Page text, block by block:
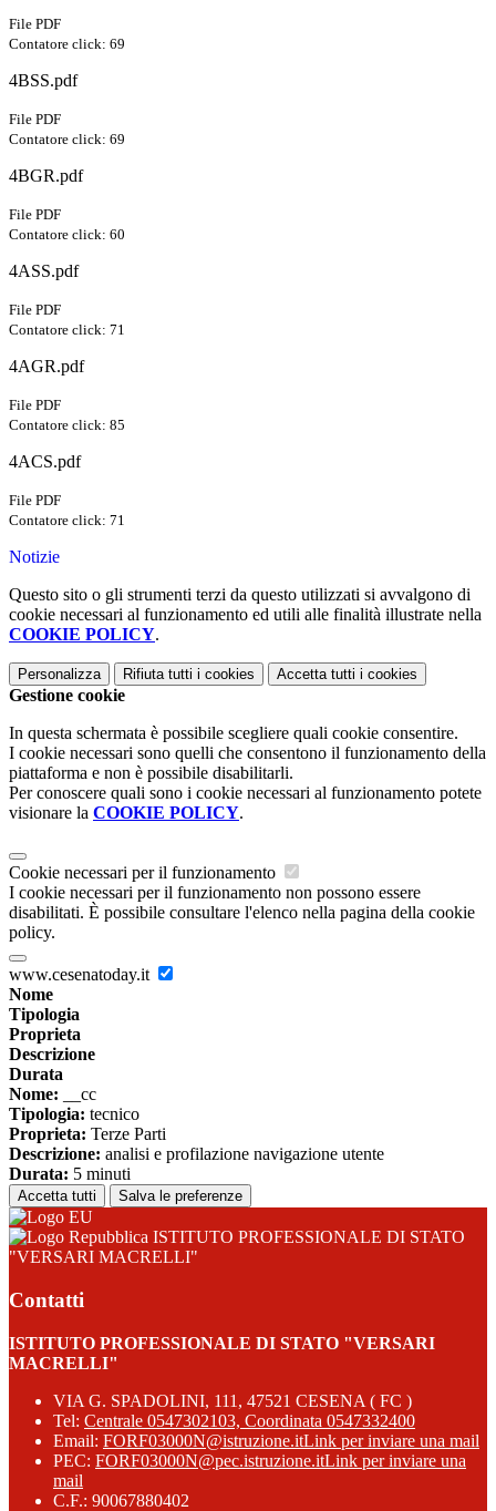
File PDF
Contatore click: 69
4BSS.pdf
File PDF
Contatore click: 69
4BGR.pdf
File PDF
Contatore click: 60
4ASS.pdf
File PDF
Contatore click: 71
4AGR.pdf
File PDF
Contatore click: 85
4ACS.pdf
File PDF
Contatore click: 71
Notizie
Questo sito o gli strumenti terzi da questo utilizzati si avvalgono di
cookie necessari al funzionamento ed utili alle finalità illustrate nella
COOKIE POLICY.
Personalizza Rifiuta tutti i cookies Accetta tutti i cookies
Gestione cookie
In questa schermata è possibile scegliere quali cookie consentire.
I cookie necessari sono quelli che consentono il funzionamento della
piattaforma e non è possibile disabilitarli.
Per conoscere quali sono i cookie necessari al funzionamento potete
visionare la COOKIE POLICY.
Cookie necessari per il funzionamento
I cookie necessari per il funzionamento non possono essere
disabilitati. È possibile consultare l'elenco nella pagina della cookie
policy.
www.cesenatoday.it
Nome
Tipologia
Proprieta
Descrizione
Durata
Nome: __cc
Tipologia: tecnico
Proprieta: Terze Parti
Descrizione: analisi e profilazione navigazione utente
Durata: 5 minuti
Accetta tutti Salva le preferenze
ISTITUTO PROFESSIONALE DI STATO
"VERSARI MACRELLI"
Contatti
ISTITUTO PROFESSIONALE DI STATO "VERSARI
MACRELLI"
VIA G. SPADOLINI, 111, 47521 CESENA ( FC )
Tel: Centrale 0547302103, Coordinata 0547332400
Email: FORF03000N@istruzione.itLink per inviare una mail
PEC: FORF03000N@pec.istruzione.itLink per inviare una
mail
C.F.: 90067880402